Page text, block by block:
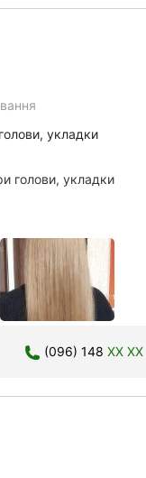
укладки
голови, укладки
(096) 148 XX XX